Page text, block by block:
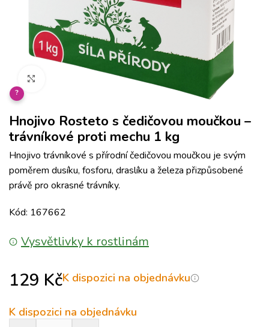
Klikněte pro zvětšení
?
Hnojivo Rosteto s čedičovou moučkou –
trávníkové proti mechu 1 kg
Hnojivo trávníkové s přírodní čedičovou moučkou je svým
poměrem dusíku, fosforu, draslíku a železa přizpůsobené
právě pro okrasné trávníky.
Kód: 167662
Vysvětlivky k rostlinám
129 KčK dispozici na objednávku
K dispozici na objednávku